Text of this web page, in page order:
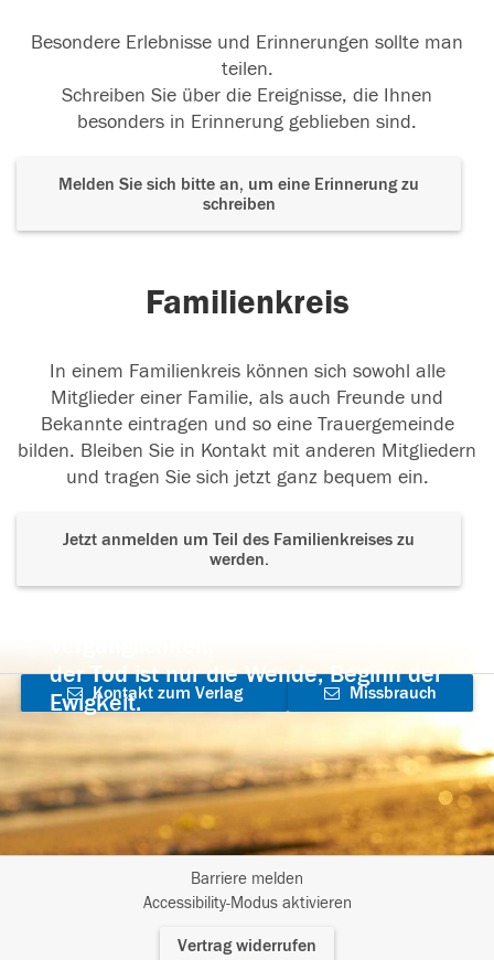
Besondere Erlebnisse und Erinnerungen sollte man
teilen.
Schreiben Sie über die Ereignisse, die Ihnen
besonders in Erinnerung geblieben sind.
Melden Sie sich bitte an, um eine Erinnerung zu
schreiben
Familienkreis
In einem Familienkreis können sich sowohl alle
Mitglieder einer Familie, als auch Freunde und
Bekannte eintragen und so eine Trauergemeinde
bilden. Bleiben Sie in Kontakt mit anderen Mitgliedern
und tragen Sie sich jetzt ganz bequem ein.
Jetzt anmelden um Teil des Familienkreises zu
werden.
der Tod ist nur die Wende, Beginn der
Ewigkeit.
Kontakt zum Verlag
aufnehmen
Missbrauch
Barriere melden
Accessibility-Modus aktivieren
Vertrag widerrufen